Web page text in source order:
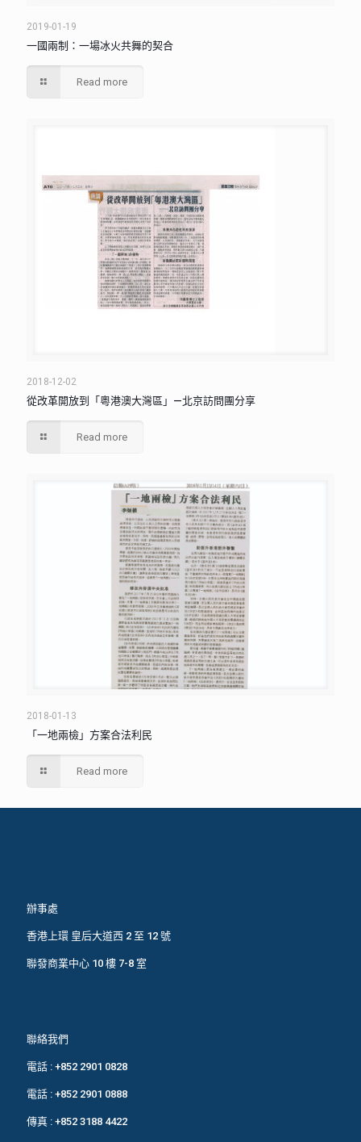
2019-01-19
一國兩制：一場冰火共舞的契合
Read more
2018-12-02
從改革開放到「粵港澳大灣區」—北京訪問團分享
Read more
2018-01-13
「一地兩檢」方案合法利民
Read more
辦事處
香港上環 皇后大道西 2 至 12 號
聯發商業中心 10 樓 7-8 室
聯絡我們
電話 : +852 2901 0828
電話 : +852 2901 0888
傳真 : +852 3188 4422